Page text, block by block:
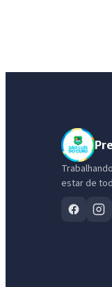
estar de